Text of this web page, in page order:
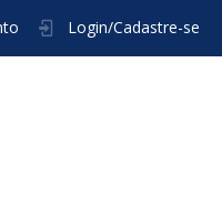
Login/Cadastre-se